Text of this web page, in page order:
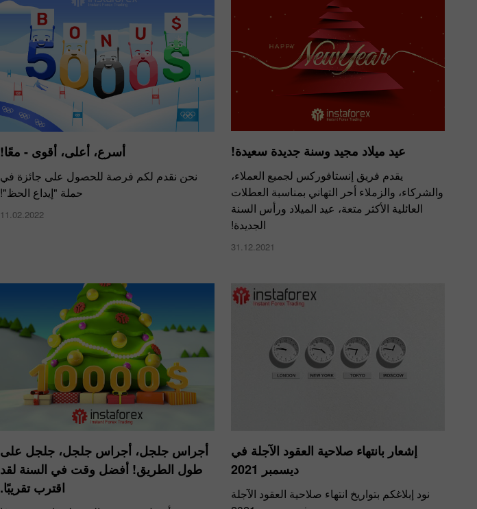
أسرع، أعلى، أقوى - معًا!
نحن نقدم لكم فرصة للحصول على جائزة في
حملة "إيداع الحظ"!
11.02.2022
عيد ميلاد مجيد وسنة جديدة سعيدة!
يقدم فريق إنستافوركس لجميع العملاء،
والشركاء، والزملاء أحر التهاني بمناسبة العطلات
العائلية الأكثر متعة، عيد الميلاد ورأس السنة
الجديدة!
31.12.2021
أجراس جلجل، أجراس جلجل، جلجل على
طول الطريق! أفضل وقت في السنة لقد
اقترب تقريبًا.
إشعار بانتهاء صلاحية العقود الآجلة في
ديسمبر 2021
نود إبلاغكم بتواريخ انتهاء صلاحية العقود الآجلة